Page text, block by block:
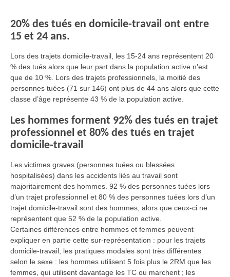
20% des tués en domicile-travail ont entre
15 et 24 ans.
Lors des trajets domicile-travail, les 15-24 ans représentent 20
% des tués alors que leur part dans la population active n’est
que de 10 %. Lors des trajets professionnels, la moitié des
personnes tuées (71 sur 146) ont plus de 44 ans alors que cette
classe d’âge représente 43 % de la population active.
Les hommes forment 92% des tués en trajet
professionnel et 80% des tués en trajet
domicile-travail
Les victimes graves (personnes tuées ou blessées
hospitalisées) dans les accidents liés au travail sont
majoritairement des hommes. 92 % des personnes tuées lors
d’un trajet professionnel et 80 % des personnes tuées lors d’un
trajet domicile-travail sont des hommes, alors que ceux-ci ne
représentent que 52 % de la population active.
Certaines différences entre hommes et femmes peuvent
expliquer en partie cette sur-représentation : pour les trajets
domicile-travail, les pratiques modales sont très différentes
selon le sexe : les hommes utilisent 5 fois plus le 2RM que les
femmes, qui utilisent davantage les TC ou marchent ; les